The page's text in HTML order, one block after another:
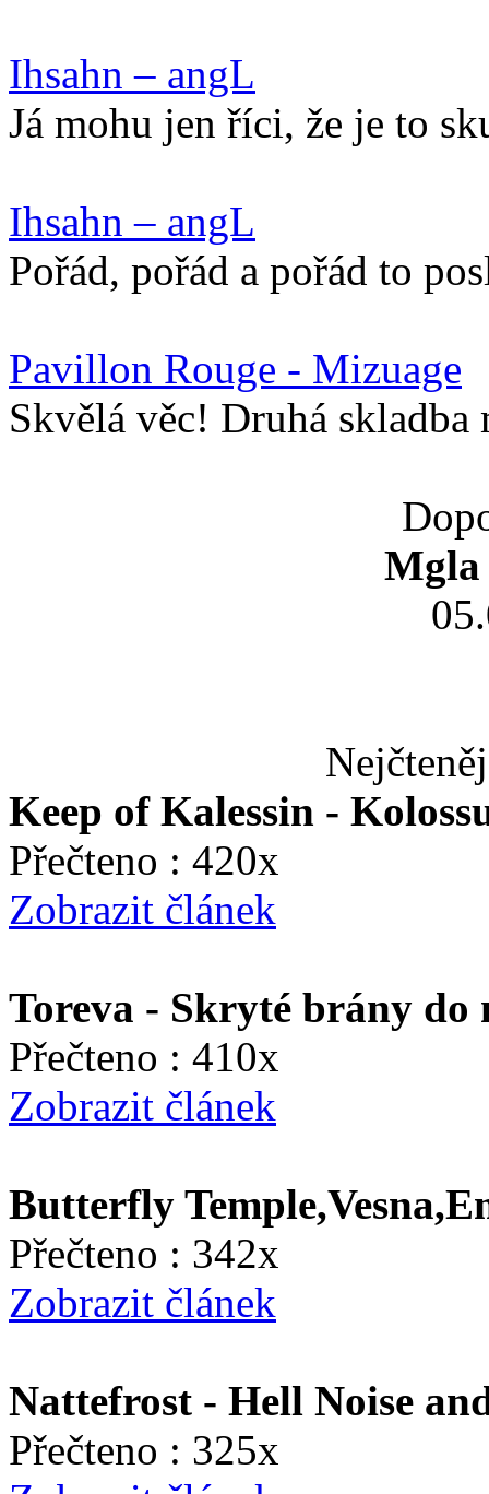
Ihsahn – angL
Já mohu jen říci, že je to
Ihsahn – angL
Pořád, pořád a pořád to
Pavillon Rouge - Mizuage
Skvělá věc! Druhá
Mgla
Keep of Kalessin -
Přečteno : 420x
Zobrazit článek
Toreva - Skryté brány do
Přečteno : 410x
Zobrazit článek
Butterfly
Přečteno : 342x
Zobrazit článek
Nattefrost - Hell Noise
Přečteno : 325x